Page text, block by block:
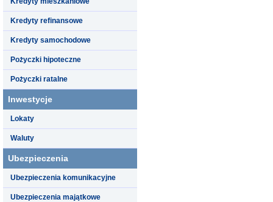
Kredyty refinansowe
Kredyty samochodowe
Pożyczki hipoteczne
Pożyczki ratalne
Inwestycje
Lokaty
Waluty
Ubezpieczenia
Ubezpieczenia komunikacyjne
Ubezpieczenia majątkowe